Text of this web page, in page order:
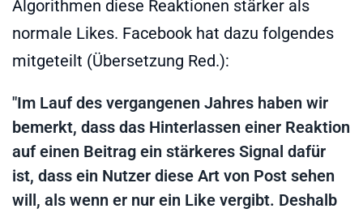
Algorithmen diese Reaktionen stärker als
normale Likes. Facebook hat dazu folgendes
mitgeteilt (Übersetzung Red.):
"Im Lauf des vergangenen Jahres haben wir
bemerkt, dass das Hinterlassen einer Reaktion
auf einen Beitrag ein stärkeres Signal dafür
ist, dass ein Nutzer diese Art von Post sehen
will, als wenn er nur ein Like vergibt. Deshalb